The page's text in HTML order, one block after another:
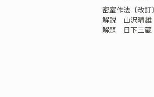
密室作法〔改訂〕
解説 山沢晴雄
解題 日下三蔵